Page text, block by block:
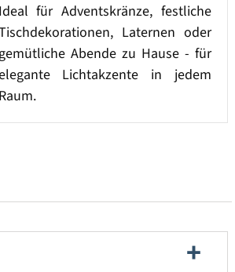
Ideal für Adventskränze, festliche
Laternen oder
gemütliche Abende zu Hause - für
Lichtakzente in jedem
Raum.